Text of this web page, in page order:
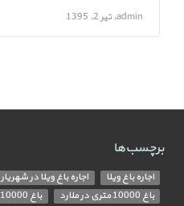
admin, تیر 2, 1395
برچسب‌ها
اجاره باغ ویلا اجاره باغ ویلا در شهریار
باغ 10000 متری در ملارد
باغ 10000 متری ملارد